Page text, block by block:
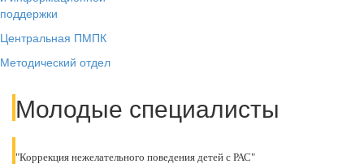
поддержки
Центральная ПМПК
Методический отдел
Молодые специалисты
"Коррекция нежелательного поведения детей с РАС"